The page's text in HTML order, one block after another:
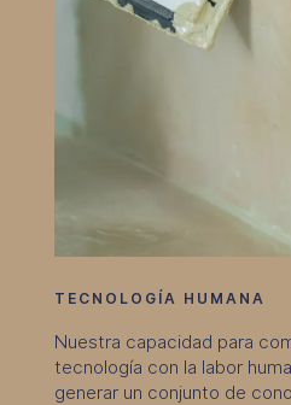
TECNOLOGÍA HUMANA
Nuestra capacidad para
tecnología con la labor
generar un conjunto de